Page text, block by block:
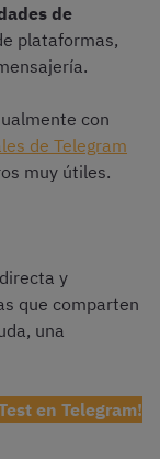
de
plataformas,
con
de Telegram
muy útiles.
y
que comparten
una
en Telegram!